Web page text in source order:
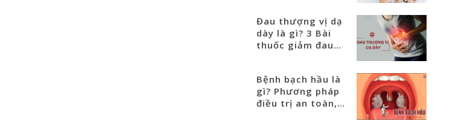
Đau thượng vị dạ
dày là gì? 3 Bài
thuốc giảm đau
Bệnh bạch hầu là
gì? Phương pháp
điều trị an toàn,